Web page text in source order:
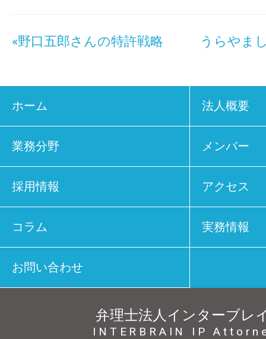
«野口五郎さんの特許戦略 うらやま
ホーム 法人概要
業務分野 メンバー
採用情報 アクセス
コラム 実務情報
お問い合わせ
弁理士法人インターブレ
INTERBRAIN IP